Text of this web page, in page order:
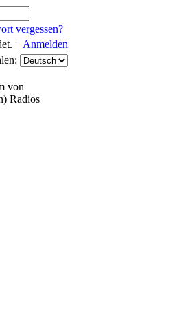
vergessen?
| Anmelden
von
Radios